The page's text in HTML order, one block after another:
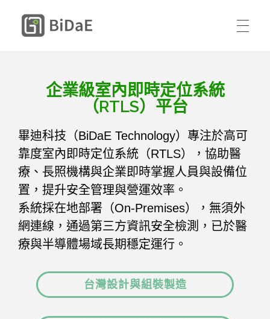
解決方案
送貨人員與承攬商智慧進廠管理
醫療設備與人員智慧定位管理
住宿型長照智慧自動巡房與安全管理
定位平台
購買方式
成功案例
資源
聯絡我們
關於我們
中文
English
企業級室內即時定位系統
（RTLS）平台
畢迪科技（BiDaE Technology）專注於高可
靠度室內即時定位系統（RTLS），協助醫
療、長照機構與企業即時掌握人員與設備位
置，提升安全管理與營運效率。
系統採在地部署（On-Premises），無須外
網連線，通過第三方資訊安全檢測，已於醫
療與半導體場域長期穩定運行。
台灣設計與組裝製造